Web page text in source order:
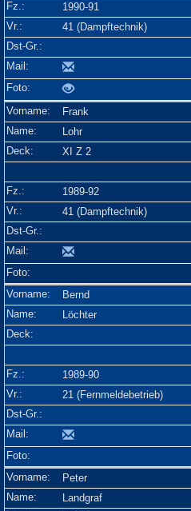
1990-91
41 (Dampftechnik)
Frank
Lohr
XI Z 2
1989-92
41 (Dampftechnik)
Bernd
Löchter
1989-90
21 (Fernmeldebetrieb)
Peter
Landgraf